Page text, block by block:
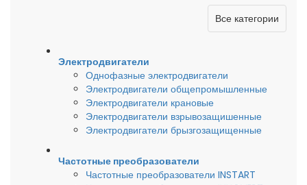
Все категории
Электродвигатели
Однофазные электродвигатели
Электродвигатели общепромышленные
Электродвигатели крановые
Электродвигатели взрывозащишенные
Электродвигатели брызгозащищенные
Частотные преобразователи
Частотные преобразователи INSTART